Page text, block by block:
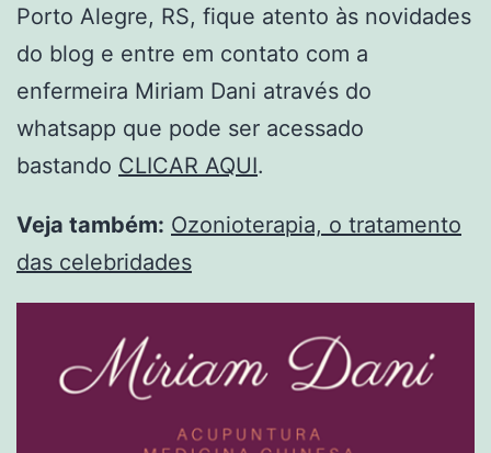
Porto Alegre, RS, fique atento às novidades
do blog e entre em contato com a
enfermeira Miriam Dani através do
whatsapp que pode ser acessado
bastando CLICAR AQUI.
Veja também: Ozonioterapia, o tratamento
das celebridades